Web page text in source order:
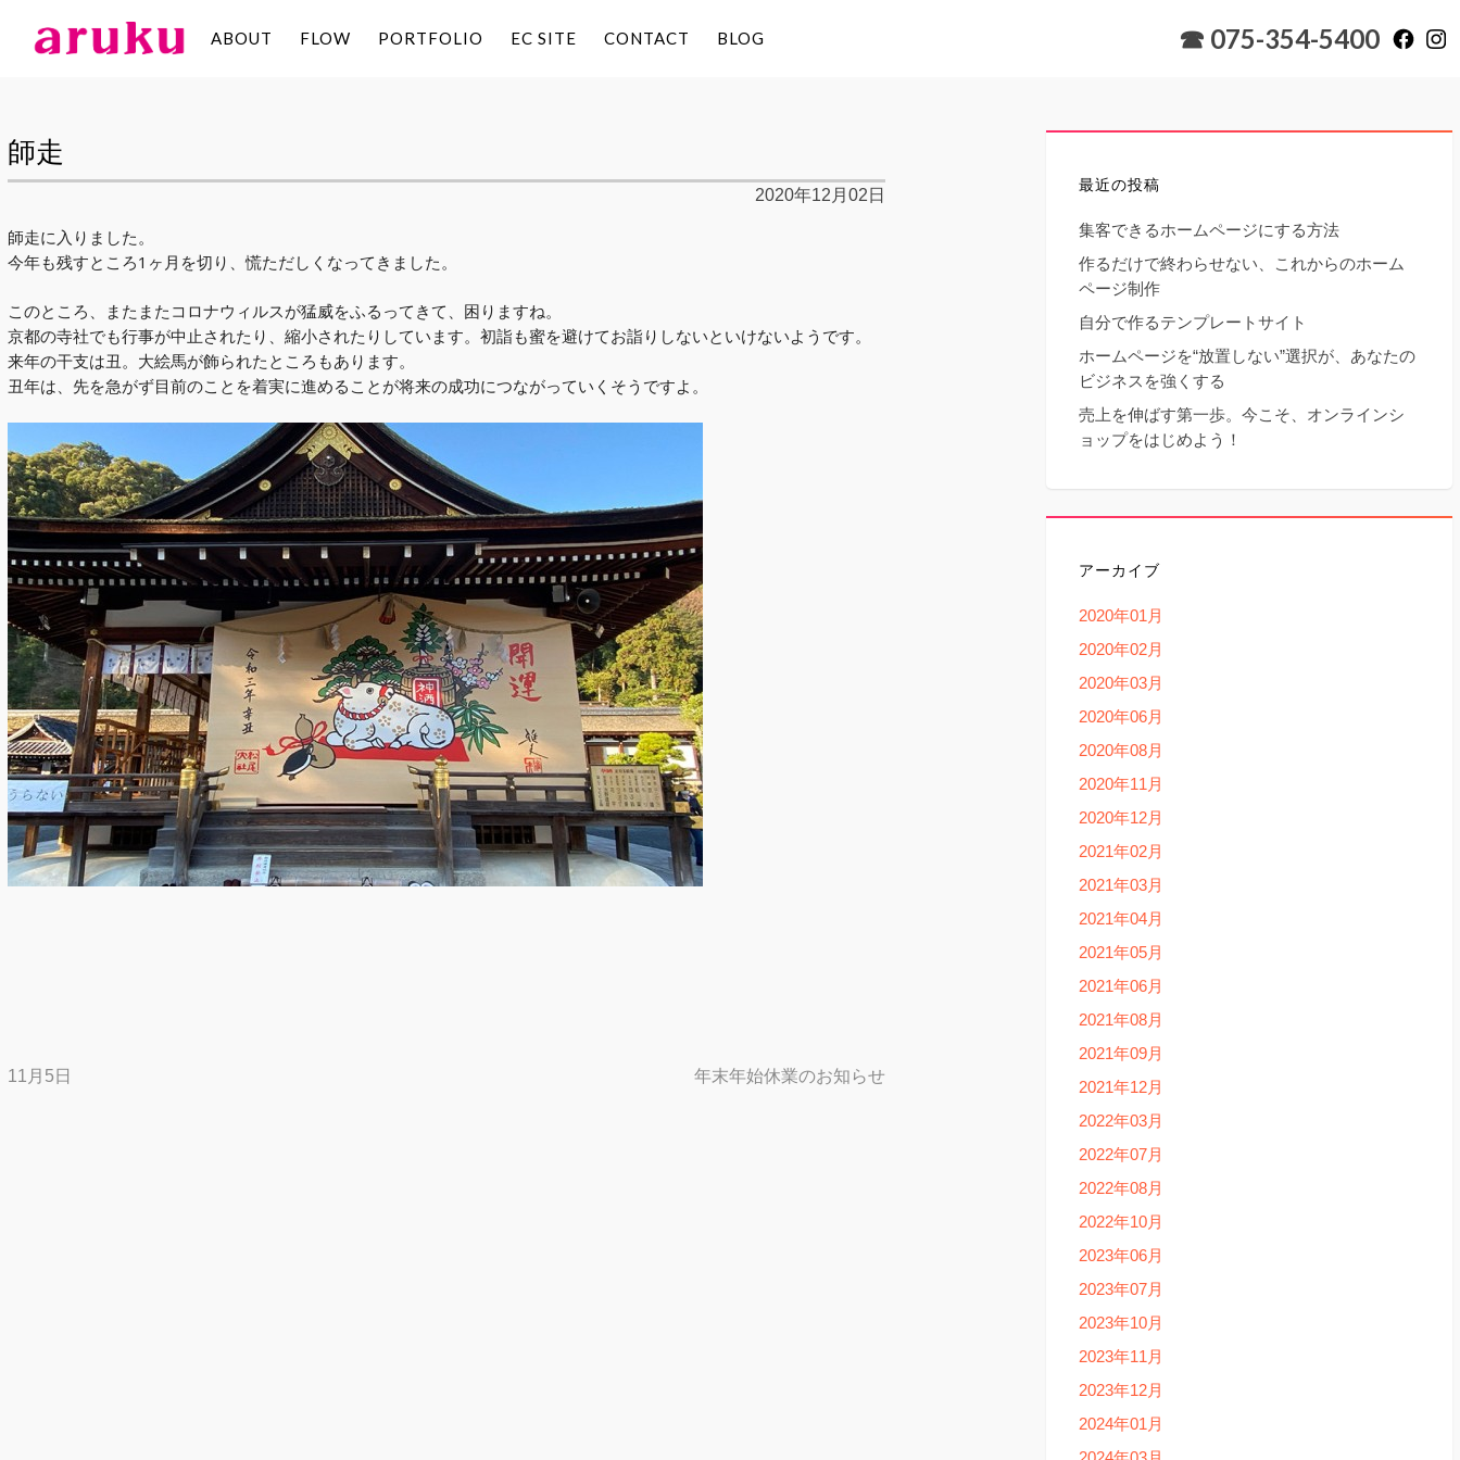
ABOUT FLOW PORTFOLIO EC SITE CONTACT BLOG ☎ 075-354-5400
師走
2020年12月02日
師走に入りました。
今年も残すところ1ヶ月を切り、慌ただしくなってきました。
このところ、またまたコロナウィルスが猛威をふるってきて、困りますね。
京都の寺社でも行事が中止されたり、縮小されたりしています。初詣も蜜を避けてお詣りしないといけないようです。
来年の干支は丑。大絵馬が飾られたところもあります。
丑年は、先を急がず目前のことを着実に進めることが将来の成功につながっていくそうですよ。
投
11月5日 年末年始休業のお知らせ
最近の投稿
集客できるホームページにする方法
作るだけで終わらせない、これからのホーム
ページ制作
自分で作るテンプレートサイト
ホームページを“放置しない”選択が、あなたの
ビジネスを強くする
売上を伸ばす第一歩。今こそ、オンラインシ
ョップをはじめよう！
アーカイブ
2020年01月
2020年02月
2020年03月
2020年06月
2020年08月
2020年11月
2020年12月
2021年02月
2021年03月
2021年04月
2021年05月
2021年06月
2021年08月
2021年09月
2021年12月
2022年03月
2022年07月
2022年08月
2022年10月
2023年06月
2023年07月
2023年10月
2023年11月
2023年12月
2024年01月